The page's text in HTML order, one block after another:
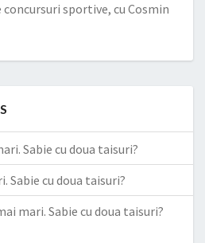
sportive, cu Cosmin
Sabie cu doua taisuri?
Sabie cu doua taisuri?
mari. Sabie cu doua taisuri?